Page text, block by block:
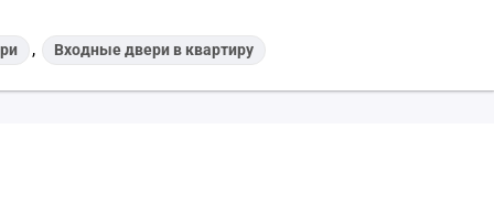
, Входные двери в квартиру